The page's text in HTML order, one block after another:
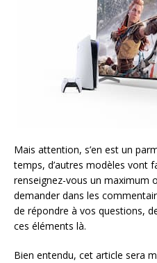
Mais attention, s’en est un
temps, d’autres modèles vont
renseignez-vous un maximum
demander dans les
de répondre à vos questions,
ces éléments là.
Bien entendu, cet article sera